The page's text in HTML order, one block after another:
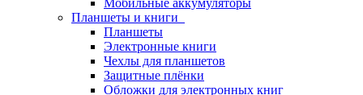
Мобильные аккумуляторы
Планшеты и книги
Планшеты
Электронные книги
Чехлы для планшетов
Защитные плёнки
Обложки для электронных книг